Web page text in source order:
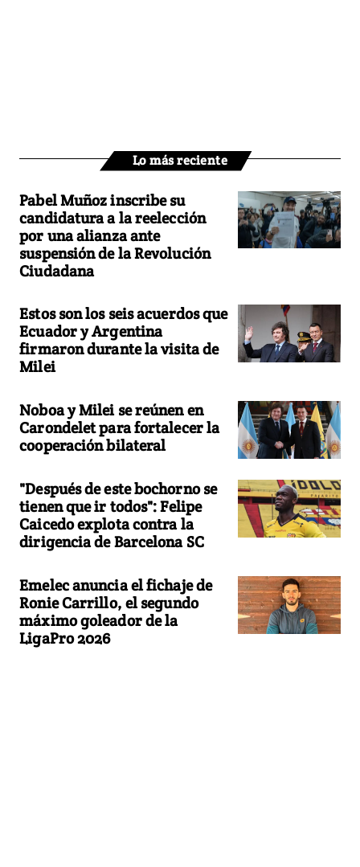
Lo más reciente
Pabel Muñoz inscribe su
candidatura a la reelección
por una alianza ante
suspensión de la Revolución
Ciudadana
Estos son los seis acuerdos que
Ecuador y Argentina
firmaron durante la visita de
Milei
Noboa y Milei se reúnen en
Carondelet para fortalecer la
cooperación bilateral
"Después de este bochorno se
tienen que ir todos": Felipe
Caicedo explota contra la
dirigencia de Barcelona SC
Emelec anuncia el fichaje de
Ronie Carrillo, el segundo
máximo goleador de la
LigaPro 2026